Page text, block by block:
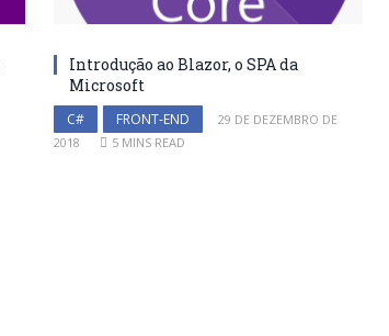
Introdução ao Blazor, o SPA da
Microsoft
C# FRONT-END
29 DE DEZEMBRO DE
2018
5 MINS READ